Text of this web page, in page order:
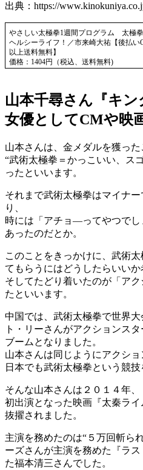
出典：https://
やさしい太極拳1週間プログラム 太極拳
ヘルシーライフ！／市来崎大祐【後払い
以上送料無料】
価格：1404円（税込、送料無料)
山本千尋さん『キン
女優としてCMや映
山本さんは、金メダルを獲っ
“武術太極拳＝かっこいい、ス
ったといいます。
それまで武術太極拳はマイナ
り、
時には「アチョ—ってやつでし
あったのだとか。
このことをきっかけに、武術
てもらうにはどうしたらいいか
そしてたどり着いたのが 「ア
たといいます。
中国では、武術太極拳で世界
ト・リーさんがアクションスタ
ブームとなりました。
山本さんは同じようにアクショ
日本でも武術太極拳という競技
そんな山本さんは２０１４年、
初出演となった映画『太秦ラ
抜擢されました。
主演を務めたのは“５万回斬ら
ーズさんが主演を務めた『ラ
た福本清三さんでした。